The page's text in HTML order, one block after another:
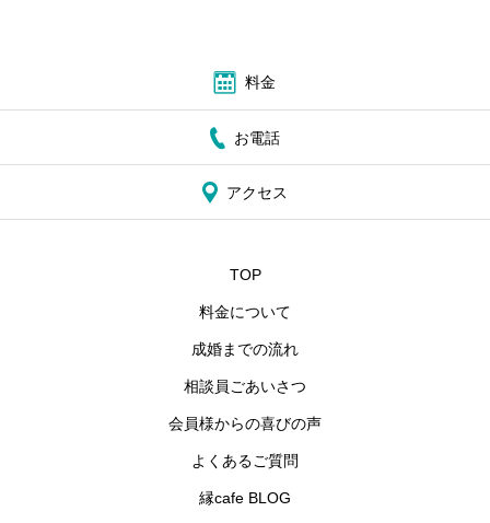
料金
お電話
アクセス
TOP
料金について
成婚までの流れ
相談員ごあいさつ
会員様からの喜びの声
よくあるご質問
縁cafe BLOG